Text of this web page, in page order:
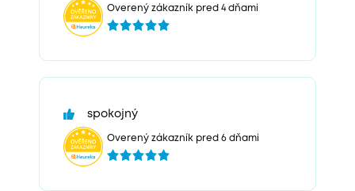
Overený zákazník pred 4 dňami
spokojný
Overený zákazník pred 6 dňami